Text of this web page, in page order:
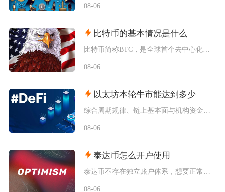
08-06
比特币的基本情况是什么
比特币简称BTC，是全球首个去中心化加密数字资产，依托区块链与工作量证明机制运行，无任何中
08-06
以太坊本轮牛市能达到多少
08-06
泰达币怎么开户使用
08-06